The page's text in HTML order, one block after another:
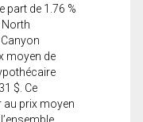
part de 1.76 %
moyen de
$. Ce
au prix moyen